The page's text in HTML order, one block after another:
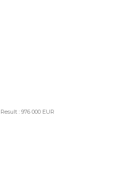
Result : 976 000 EUR